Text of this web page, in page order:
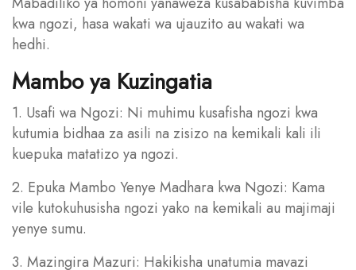
kwa ngozi, hasa wakati wa ujauzito au wakati wa
hedhi.
Mambo ya Kuzingatia
1. Usafi wa Ngozi: Ni muhimu kusafisha ngozi kwa
kutumia bidhaa za asili na zisizo na kemikali kali ili
kuepuka matatizo ya ngozi.
2. Epuka Mambo Yenye Madhara kwa Ngozi: Kama
vile kutokuhusisha ngozi yako na kemikali au majimaji
yenye sumu.
3. Mazingira Mazuri: Hakikisha unatumia mavazi